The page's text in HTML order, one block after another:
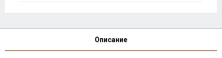
Описание